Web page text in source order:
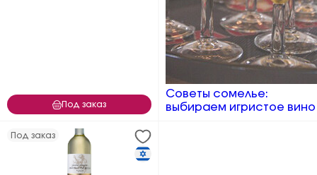
Под заказ
Советы сомелье:
выбираем игристое вино
Под заказ